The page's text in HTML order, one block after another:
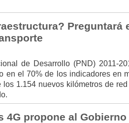
Preguntará
de Desarrollo (PND) 2011-
en el 70% de los indicadores en
1.154 nuevos kilómetros de red
4G propone al Gobierno